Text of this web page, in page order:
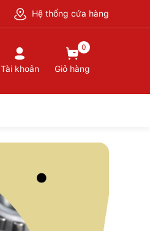
Hệ thống cửa hàng
Tài khoản
0
Giỏ hàng